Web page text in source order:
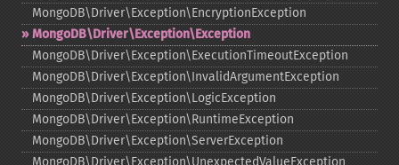
MongoDB\Driver\Exception\EncryptionException
MongoDB\Driver\Exception\Exception
MongoDB\Driver\Exception\ExecutionTimeoutException
MongoDB\Driver\Exception\InvalidArgumentException
MongoDB\Driver\Exception\LogicException
MongoDB\Driver\Exception\RuntimeException
MongoDB\Driver\Exception\ServerException
MongoDB\Driver\Exception\UnexpectedValueException